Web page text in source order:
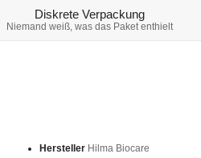
Diskrete Verpackung
Niemand weiß, was das Paket enthielt
Hersteller Hilma Biocare